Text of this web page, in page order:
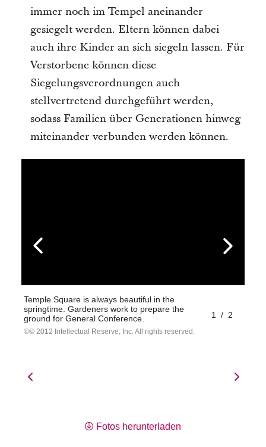
immer noch im Tempel aneinander
gesiegelt werden. Eltern können dabei
auch ihre Kinder an sich siegeln lassen. Für
Verstorbene können diese
Siegelungsverordnungen auch
stellvertretend durchgeführt werden,
sodass Familien über Generationen hinweg
miteinander verbunden werden können.
Temple Square is always beautiful in the
springtime. Gardeners work to prepare the
ground for General Conference.
© 2012 Intellectual Reserve, Inc. All rights reserved.
1 / 2
Fotos herunterladen